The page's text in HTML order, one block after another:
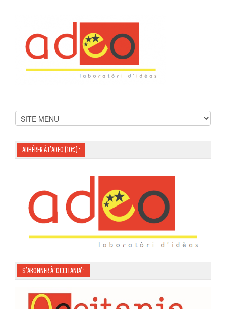
ADHÉRER À L’ADEO (10€) :
S’ABONNER À ‘OCCITANIA’ :